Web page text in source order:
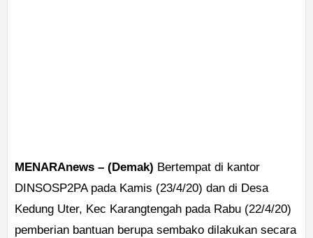
MENARAnews – (Demak) Bertempat di kantor
DINSOSP2PA pada Kamis (23/4/20) dan di Desa
Kedung Uter, Kec Karangtengah pada Rabu (22/4/20)
pemberian bantuan berupa sembako dilakukan secara